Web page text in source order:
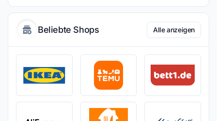
Beliebte Shops Alle anzeigen